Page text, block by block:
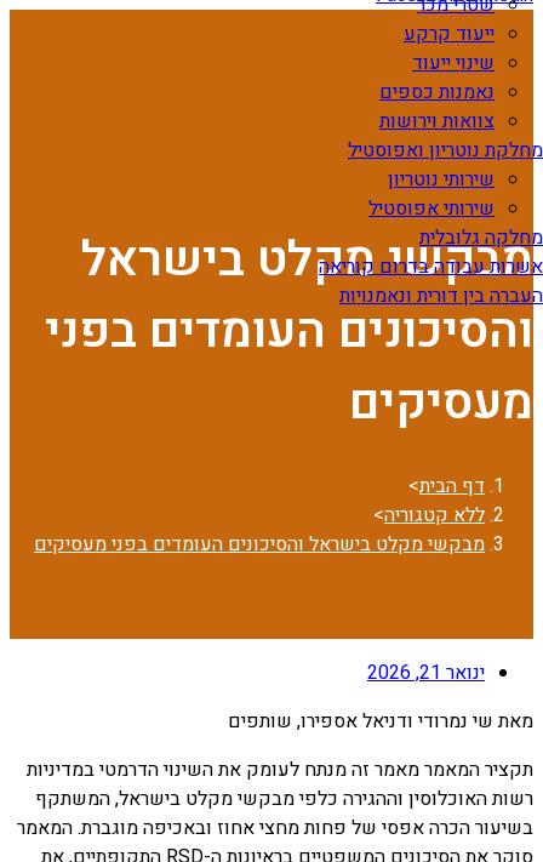
ייעוד קרקע
שינוי ייעוד
נאמנות כספים
צוואות וירושות
מחלקת נוטריון ואפוסטיל
שירותי נוטריון
שירותי אפוסטיל
מחלקה גלובלית
אשרות עבודה בדרום קוריאה
העברה בין דורית ונאמנויות
מבקשי מקלט בישראל
והסיכונים העומדים בפני
מעסיקים
דף הבית>
ללא קטגוריה>
מבקשי מקלט בישראל והסיכונים העומדים בפני מעסיקים
ינואר 21, 2026
מאת שי נמרודי ודניאל אספירו, שותפים
תקציר המאמר מאמר זה מנתח לעומק את השינוי הדרמטי במדיניות
רשות האוכלוסין וההגירה כלפי מבקשי מקלט בישראל, המשתקף
בשיעור הכרה אפסי של פחות מחצי אחוז ובאכיפה מוגברת. המאמר